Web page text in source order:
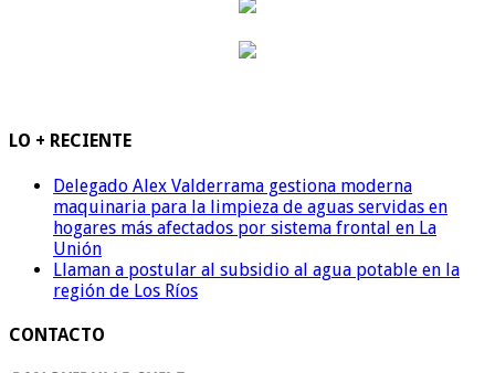
LO + RECIENTE
Delegado Alex Valderrama gestiona moderna
maquinaria para la limpieza de aguas servidas en
hogares más afectados por sistema frontal en La
Unión
Llaman a postular al subsidio al agua potable en la
región de Los Ríos
CONTACTO